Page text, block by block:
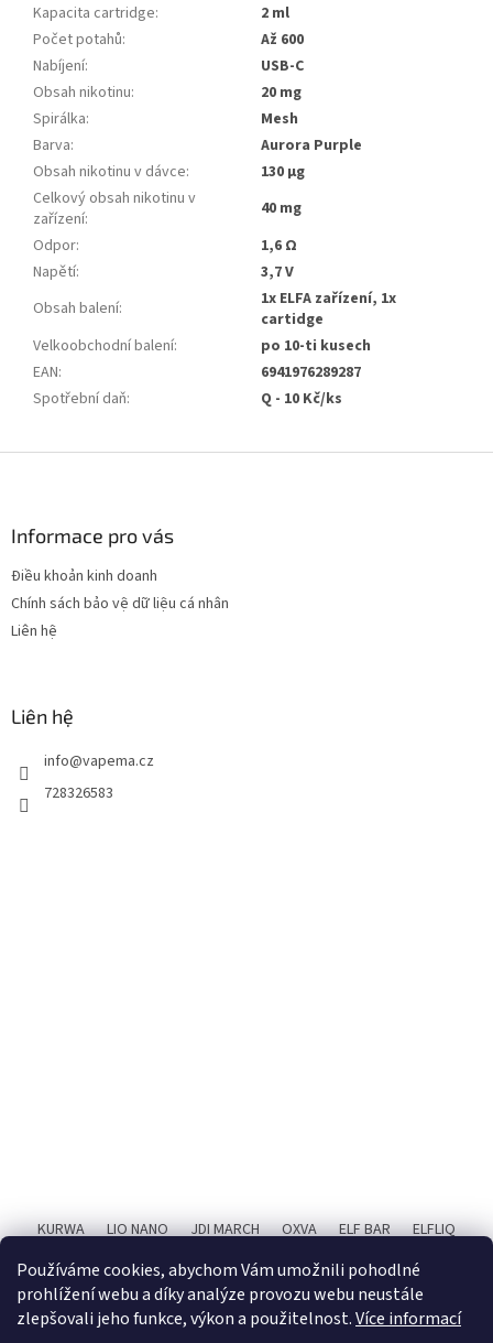
Používáme cookies, abychom Vám umožnili pohodlné
prohlížení webu a díky analýze provozu webu neustále
zlepšovali jeho funkce, výkon a použitelnost.Více informací
Kapacita cartridge:
2 ml
Počet potahů:
Až 600
Nabíjení:
USB-C
Obsah nikotinu:
20 mg
Spirálka:
Mesh
Barva:
Aurora Purple
Obsah nikotinu v dávce:
130 µg
Celkový obsah nikotinu v
zařízení:
40 mg
Odpor:
1,6 Ω
Napětí:
3,7 V
Obsah balení:
1x ELFA zařízení, 1x
cartidge
Velkoobchodní balení:
po 10-ti kusech
EAN:
6941976289287
Spotřební daň: Q - 10 Kč/ks
n
Informace pro vás
Điều khoản kinh doanh
Chính sách bảo vệ dữ liệu cá nhân
Liên hệ
Liên hệ
info@vapema.cz
728326583
KURWA LIO NANO JDI MARCH OXVA ELF BAR
ELFLIQ
SYX BAR
RITCHY POPIČ! X4 BAR JUICE